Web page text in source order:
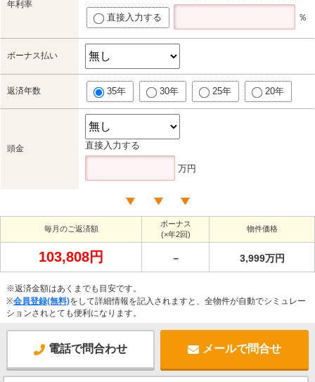
年利率
直接入力する ％
ボーナス払い
返済年数 35年 30年 25年 20年
頭金 直接入力する
万円
毎月のご返済額
ボーナス
(×年2回)
物件価格
103,808円 － 3,999万円
※返済金額はあくまでも目安です。
※会員登録(無料)をして詳細情報を記入されますと、全物件が自動でシミュレー
ションされとても便利になります。
電話で問合わせ メールで問合せ